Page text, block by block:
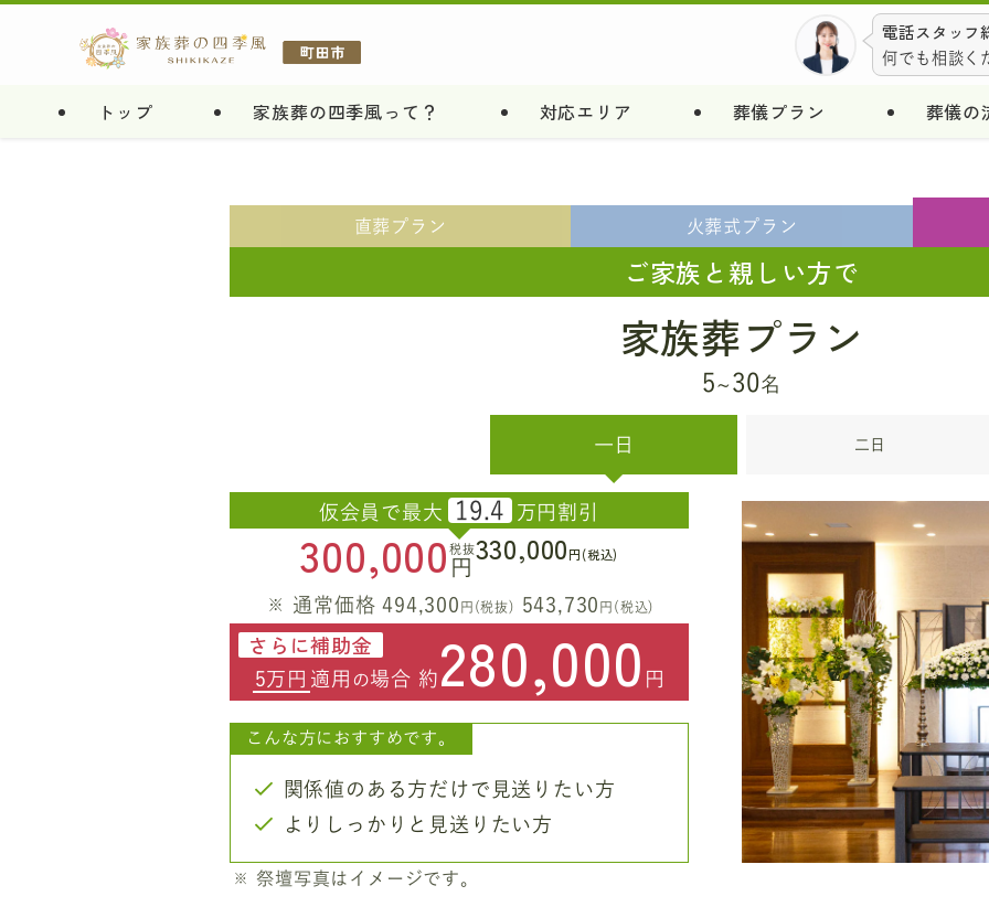
トップ 家族葬の四季風って？ 対応エリア 葬儀プラン 葬儀の
電話スタッフ
何でも相談く
直葬 プラン 火葬式 プラン
ご家族と親しい方で
家族葬プラン
5~30名
一日 二日
仮会員で最大 19.4 万円割引
300,000 税抜
円 330,000円(税込)
通常価格 494,300 円(税抜) 543,730 円(税込)
さらに補助金
5万円 適用 の場合 約 280,000 円
こんな方におすすめです。
関係値のある方だけで見送りたい方
よりしっかりと見送りたい方
祭壇写真はイメージです。